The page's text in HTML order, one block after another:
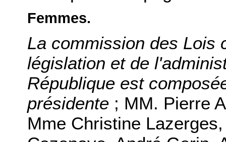
Femmes.
La commission des Lois
législation et de
République est
présidente ; MM. Pierre
Mme Christine